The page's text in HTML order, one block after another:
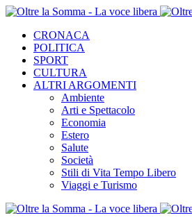
CRONACA
POLITICA
SPORT
CULTURA
ALTRI ARGOMENTI
Ambiente
Arti e Spettacolo
Economia
Estero
Salute
Società
Stili di Vita Tempo Libero
Viaggi e Turismo